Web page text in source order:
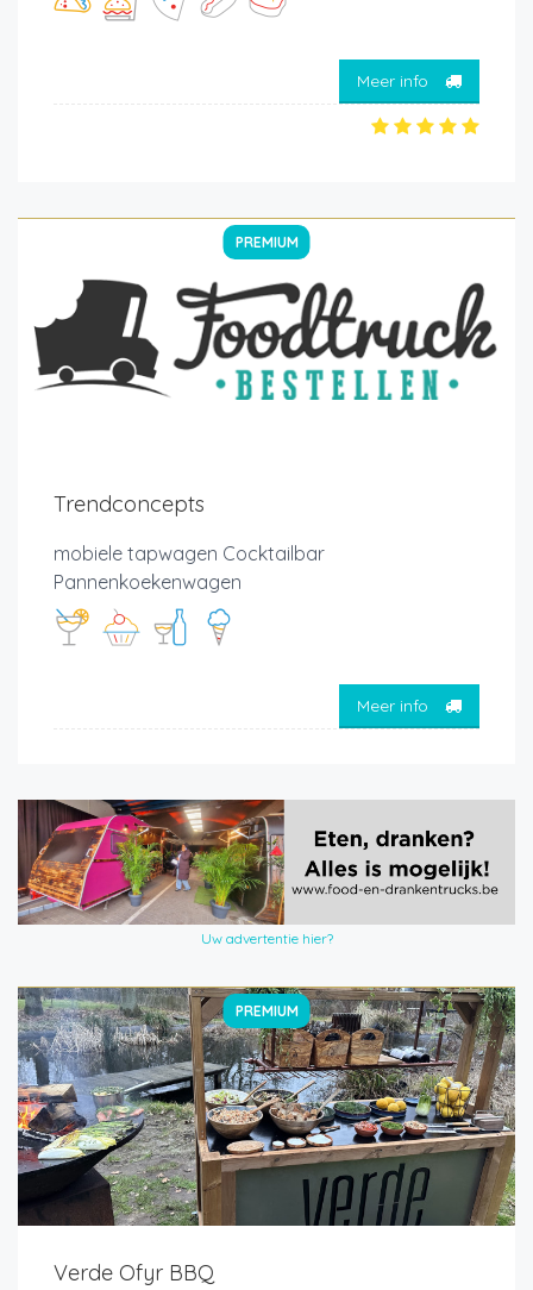
Meer info
PREMIUM
Trendconcepts
mobiele tapwagen Cocktailbar
Pannenkoekenwagen
Meer info
Uw advertentie hier?
PREMIUM
Verde Ofyr BBQ